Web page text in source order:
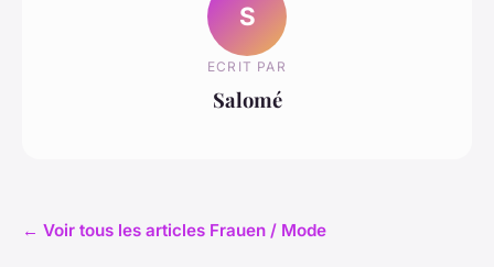
S
ECRIT PAR
Salomé
← Voir tous les articles Frauen / Mode